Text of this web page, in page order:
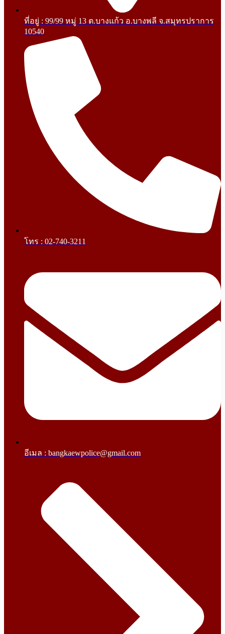
ที่อยู่ : 99/99 หมู่ 13 ต.บางแก้ว อ.บางพลี จ.สมุทรปราการ
10540
โทร : 02-740-3211
อีเมล : bangkaewpolice@gmail.com